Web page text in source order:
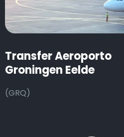
Transfer Aeroporto
Groningen Eelde
(GRQ)